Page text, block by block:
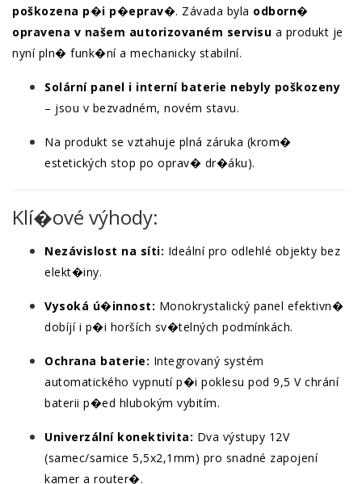
poškozena p�i p�eprav�. Závada byla odborn�
opravena v našem autorizovaném servisu a produkt je
nyní pln� funk�ní a mechanicky stabilní.
Solární panel i interní baterie nebyly poškozeny
– jsou v bezvadném, novém stavu.
Na produkt se vztahuje plná záruka (krom�
estetických stop po oprav� dr�áku).
Klí�ové výhody:
Nezávislost na síti: Ideální pro odlehlé objekty bez
elekt�iny.
Vysoká ú�innost: Monokrystalický panel efektivn�
dobíjí i p�i horších sv�telných podmínkách.
Ochrana baterie: Integrovaný systém
automatického vypnutí p�i poklesu pod 9,5 V chrání
baterii p�ed hlubokým vybitím.
Univerzální konektivita: Dva výstupy 12V
(samec/samice 5,5x2,1mm) pro snadné zapojení
kamer a router�.